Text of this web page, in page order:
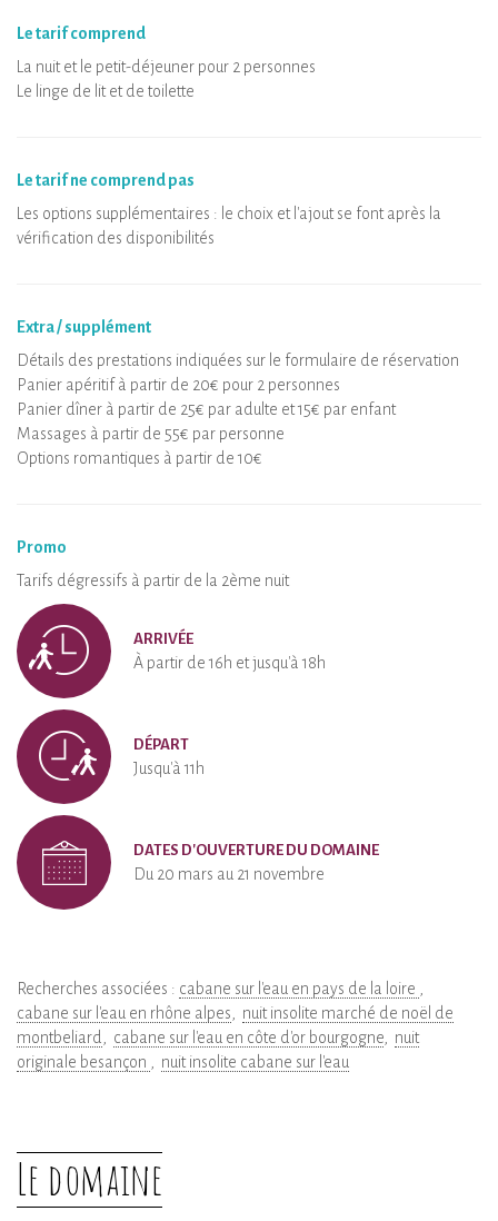
Le tarif comprend
La nuit et le petit-déjeuner pour 2 personnes
Le linge de lit et de toilette
Le tarif ne comprend pas
Les options supplémentaires : le choix et l'ajout se font après la
vérification des disponibilités
Extra / supplément
Détails des prestations indiquées sur le formulaire de réservation
Panier apéritif à partir de 20€ pour 2 personnes
Panier dîner à partir de 25€ par adulte et 15€ par enfant
Massages à partir de 55€ par personne
Options romantiques à partir de 10€
Promo
Tarifs dégressifs à partir de la 2ème nuit
ARRIVÉE
À partir de 16h et jusqu'à 18h
DÉPART
Jusqu'à 11h
DATES D'OUVERTURE DU DOMAINE
Du 20 mars au 21 novembre
Recherches associées : cabane sur l'eau en pays de la loire
cabane sur l'eau en rhône alpes
nuit insolite marché de noël de
montbeliard
cabane sur l'eau en côte d'or bourgogne
nuit
originale besançon
nuit insolite cabane sur l'eau
Le domaine